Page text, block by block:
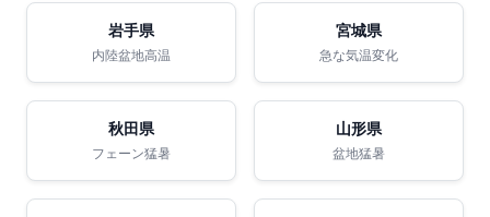
岩手県
内陸盆地高温
宮城県
急な気温変化
秋田県
フェーン猛暑
山形県
盆地猛暑